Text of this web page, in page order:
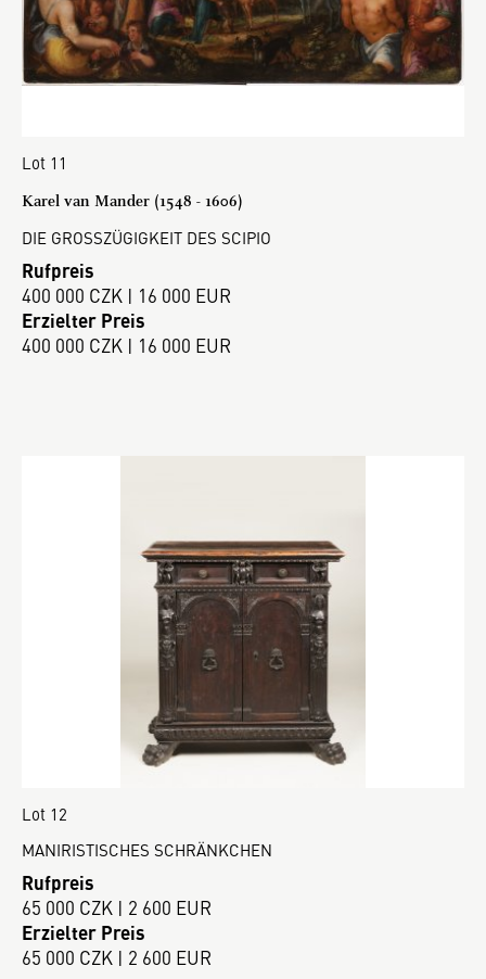
Lot 11
Karel van Mander (1548 - 1606)
DIE GROSSZÜGIGKEIT DES SCIPIO
Rufpreis
400 000 CZK | 16 000 EUR
Erzielter Preis
400 000 CZK | 16 000 EUR
Lot 12
MANIRISTISCHES SCHRÄNKCHEN
Rufpreis
65 000 CZK | 2 600 EUR
Erzielter Preis
65 000 CZK | 2 600 EUR